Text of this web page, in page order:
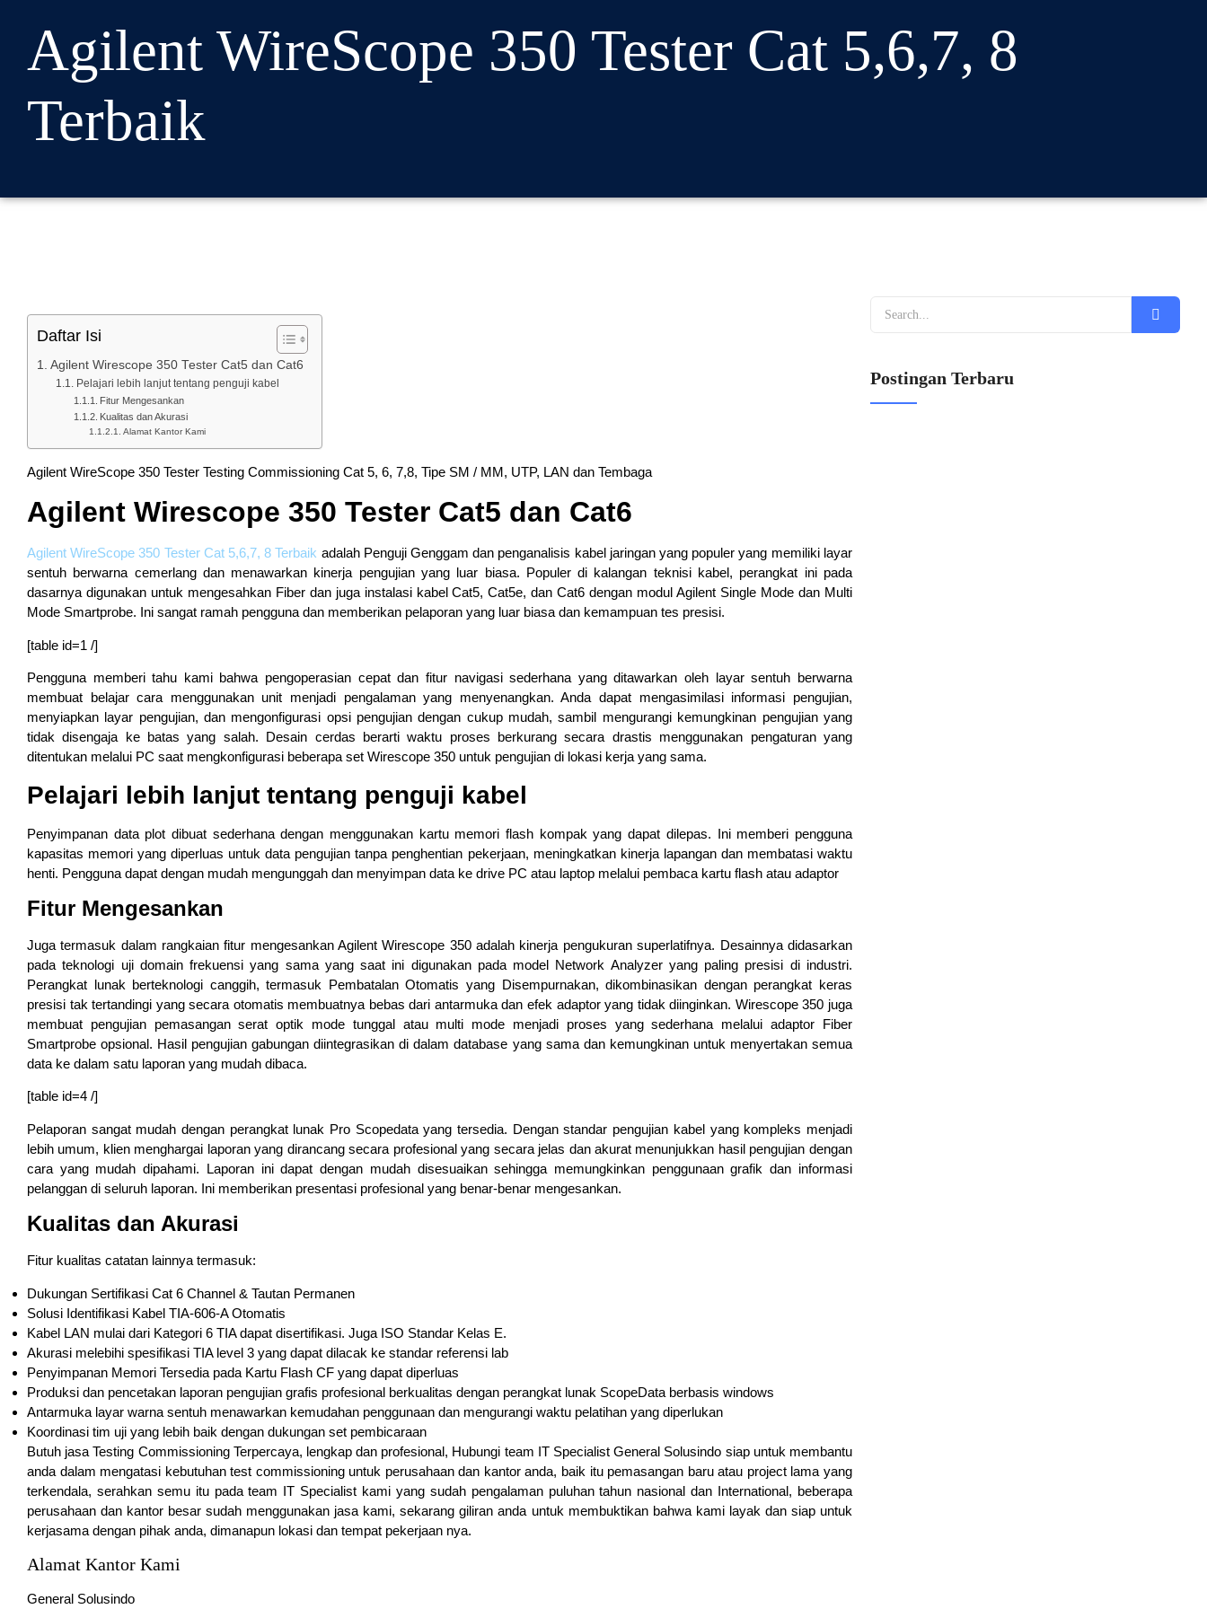
Agilent WireScope 350 Tester Cat 5,6,7, 8
Terbaik
Daftar Isi
Agilent Wirescope 350 Tester Cat5 dan Cat6
Pelajari lebih lanjut tentang penguji kabel
Fitur Mengesankan
Kualitas dan Akurasi
Alamat Kantor Kami
Agilent WireScope 350 Tester Testing Commissioning Cat 5, 6, 7,8, Tipe SM / MM, UTP, LAN dan Tembaga
Agilent Wirescope 350 Tester Cat5 dan Cat6
Agilent WireScope 350 Tester Cat 5,6,7, 8 Terbaik adalah Penguji Genggam dan penganalisis kabel jaringan yang populer yang memiliki layar
sentuh berwarna cemerlang dan menawarkan kinerja pengujian yang luar biasa. Populer di kalangan teknisi kabel, perangkat ini pada
dasarnya digunakan untuk mengesahkan Fiber dan juga instalasi kabel Cat5, Cat5e, dan Cat6 dengan modul Agilent Single Mode dan Multi
Mode Smartprobe. Ini sangat ramah pengguna dan memberikan pelaporan yang luar biasa dan kemampuan tes presisi.
[table id=1 /]
Pengguna memberi tahu kami bahwa pengoperasian cepat dan fitur navigasi sederhana yang ditawarkan oleh layar sentuh berwarna
membuat belajar cara menggunakan unit menjadi pengalaman yang menyenangkan. Anda dapat mengasimilasi informasi pengujian,
menyiapkan layar pengujian, dan mengonfigurasi opsi pengujian dengan cukup mudah, sambil mengurangi kemungkinan pengujian yang
tidak disengaja ke batas yang salah. Desain cerdas berarti waktu proses berkurang secara drastis menggunakan pengaturan yang
ditentukan melalui PC saat mengkonfigurasi beberapa set Wirescope 350 untuk pengujian di lokasi kerja yang sama.
Pelajari lebih lanjut tentang penguji kabel
Penyimpanan data plot dibuat sederhana dengan menggunakan kartu memori flash kompak yang dapat dilepas. Ini memberi pengguna
kapasitas memori yang diperluas untuk data pengujian tanpa penghentian pekerjaan, meningkatkan kinerja lapangan dan membatasi waktu
henti. Pengguna dapat dengan mudah mengunggah dan menyimpan data ke drive PC atau laptop melalui pembaca kartu flash atau adaptor
Fitur Mengesankan
Juga termasuk dalam rangkaian fitur mengesankan Agilent Wirescope 350 adalah kinerja pengukuran superlatifnya. Desainnya didasarkan
pada teknologi uji domain frekuensi yang sama yang saat ini digunakan pada model Network Analyzer yang paling presisi di industri.
Perangkat lunak berteknologi canggih, termasuk Pembatalan Otomatis yang Disempurnakan, dikombinasikan dengan perangkat keras
presisi tak tertandingi yang secara otomatis membuatnya bebas dari antarmuka dan efek adaptor yang tidak diinginkan. Wirescope 350 juga
membuat pengujian pemasangan serat optik mode tunggal atau multi mode menjadi proses yang sederhana melalui adaptor Fiber
Smartprobe opsional. Hasil pengujian gabungan diintegrasikan di dalam database yang sama dan kemungkinan untuk menyertakan semua
data ke dalam satu laporan yang mudah dibaca.
[table id=4 /]
Pelaporan sangat mudah dengan perangkat lunak Pro Scopedata yang tersedia. Dengan standar pengujian kabel yang kompleks menjadi
lebih umum, klien menghargai laporan yang dirancang secara profesional yang secara jelas dan akurat menunjukkan hasil pengujian dengan
cara yang mudah dipahami. Laporan ini dapat dengan mudah disesuaikan sehingga memungkinkan penggunaan grafik dan informasi
pelanggan di seluruh laporan. Ini memberikan presentasi profesional yang benar-benar mengesankan.
Kualitas dan Akurasi
Fitur kualitas catatan lainnya termasuk:
Dukungan Sertifikasi Cat 6 Channel & Tautan Permanen
Solusi Identifikasi Kabel TIA-606-A Otomatis
Kabel LAN mulai dari Kategori 6 TIA dapat disertifikasi. Juga ISO Standar Kelas E.
Akurasi melebihi spesifikasi TIA level 3 yang dapat dilacak ke standar referensi lab
Penyimpanan Memori Tersedia pada Kartu Flash CF yang dapat diperluas
Produksi dan pencetakan laporan pengujian grafis profesional berkualitas dengan perangkat lunak ScopeData berbasis windows
Antarmuka layar warna sentuh menawarkan kemudahan penggunaan dan mengurangi waktu pelatihan yang diperlukan
Koordinasi tim uji yang lebih baik dengan dukungan set pembicaraan
Butuh jasa Testing Commissioning Terpercaya, lengkap dan profesional, Hubungi team IT Specialist General Solusindo siap untuk membantu
anda dalam mengatasi kebutuhan test commissioning untuk perusahaan dan kantor anda, baik itu pemasangan baru atau project lama yang
terkendala, serahkan semu itu pada team IT Specialist kami yang sudah pengalaman puluhan tahun nasional dan International, beberapa
perusahaan dan kantor besar sudah menggunakan jasa kami, sekarang giliran anda untuk membuktikan bahwa kami layak dan siap untuk
kerjasama dengan pihak anda, dimanapun lokasi dan tempat pekerjaan nya.
Alamat Kantor Kami
General Solusindo
Postingan Terbaru